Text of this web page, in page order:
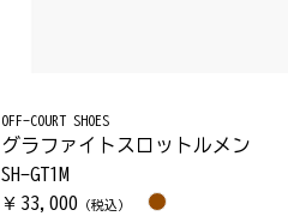
OFF-COURT SHOES
グラファイトスロットルメン
SH-GT1M
￥ 33,000 （税込）